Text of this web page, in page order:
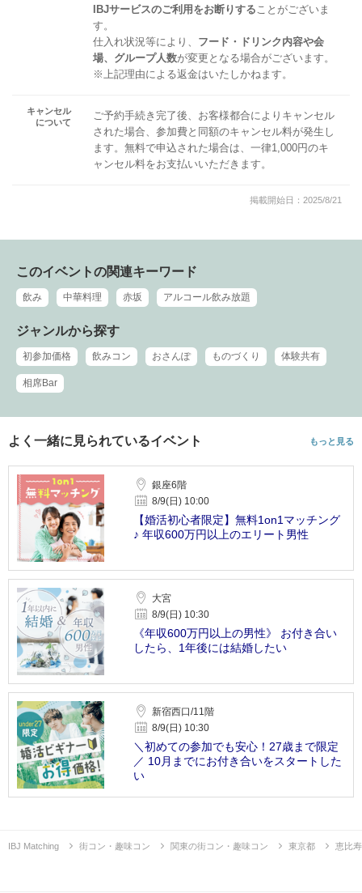
IBJサービスのご利用をお断りする ことがございま
す。
仕入れ状況等により、 フード・ドリンク内容や会
場、グループ人数が変更となる場合がございます。
※上記理由による返金はいたしかねます。
キャンセル
について
ご予約手続き完了後、お客様都合によりキャンセル
された場合、参加費と同額のキャンセル料が発生し
ます。無料で申込された場合は、一律1,000円のキ
ャンセル料をお支払いいただきます。
掲載開始日：2025/8/21
このイベントの関連キーワード
飲み 中華料理 赤坂 アルコール飲み放題
ジャンルから探す
初参加価格 飲みコン おさんぽ ものづくり 体験共有
相席Bar
よく一緒に見られているイベント もっと見る
銀座6階
8/9(日) 10:00
【婚活初心者限定】無料1on1マッチング
♪ 年収600万円以上のエリート男性
大宮
8/9(日) 10:30
《年収600万円以上の男性》 お付き合い
したら、1年後には結婚したい
新宿西口/11階
8/9(日) 10:30
＼初めての参加でも安心！27歳まで限定
／ 10月までにお付き合いをスタートした
い
IBJ Matching 街コン・趣味コン 関東の街コン・趣味コン 東京都 恵比